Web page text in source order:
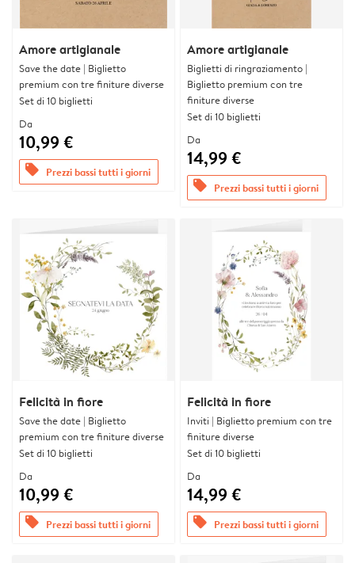
Amore artigianale
Save the date | Biglietto
premium con tre finiture diverse
Set di 10 biglietti
Da
10,99 €
offers Prezzi bassi tutti i giorni
Amore artigianale
Biglietti di ringraziamento |
Biglietto premium con tre
finiture diverse
Set di 10 biglietti
Da
14,99 €
offers Prezzi bassi tutti i giorni
Felicità in fiore
Save the date | Biglietto
premium con tre finiture diverse
Set di 10 biglietti
Da
10,99 €
offers Prezzi bassi tutti i giorni
Felicità in fiore
Inviti | Biglietto premium con tre
finiture diverse
Set di 10 biglietti
Da
14,99 €
offers Prezzi bassi tutti i giorni